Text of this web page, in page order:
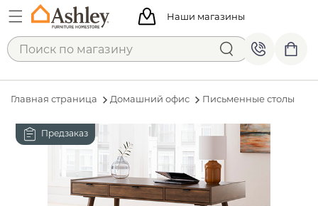
Наши магазины
Главная страница Домашний офис Письменные столы
Предзаказ